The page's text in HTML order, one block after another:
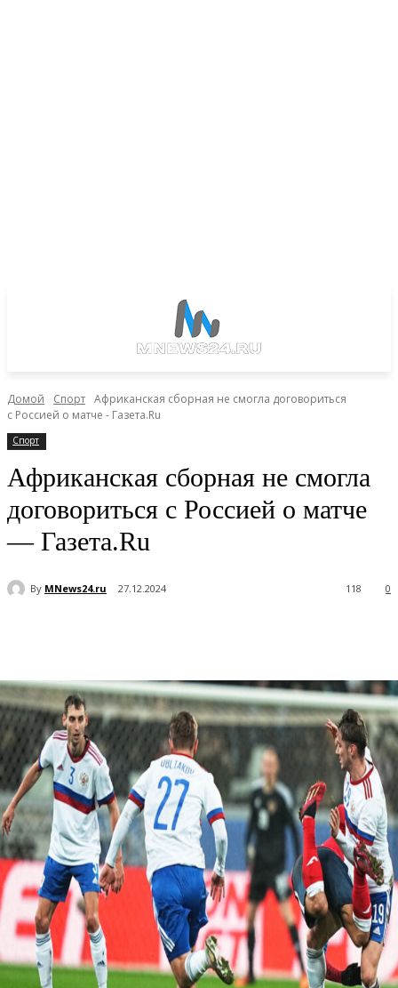
Домой Спорт Африканская сборная не смогла договориться
с Россией о матче - Газета.Ru
Спорт
Африканская сборная не смогла
договориться с Россией о матче
— Газета.Ru
By MNews24.ru 27.12.2024 0
118